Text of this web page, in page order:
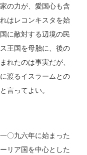
の力が、愛国心も含
はレコンキスタを始
に敵対する辺境の民
王国を母胎に、後の
れたのは事実だが、
渡るイスラームとの
言ってよい。
〇九六年に始まった
リア国を中心とした